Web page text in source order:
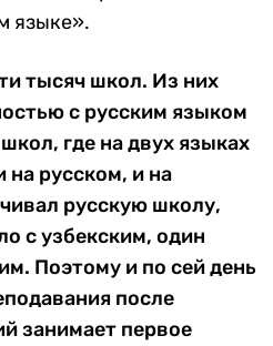
языке».
тысяч школ. Из них
с русским языком
где на двух языках
на русском, и на
русскую школу,
с узбекским, один
Поэтому и по сей день
после
занимает первое